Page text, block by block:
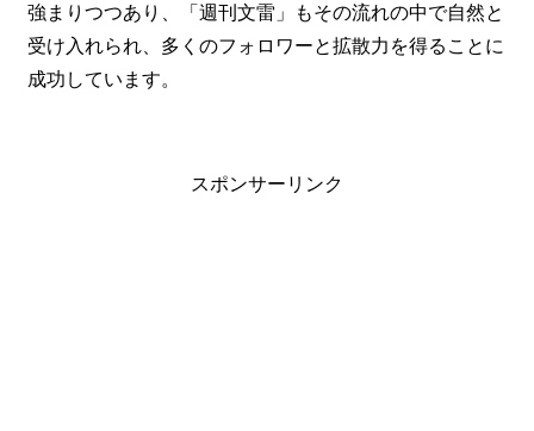
強まりつつあり、「週刊文雷」もその流れの中で自然と
受け入れられ、多くのフォロワーと拡散力を得ることに
成功しています。
スポンサーリンク